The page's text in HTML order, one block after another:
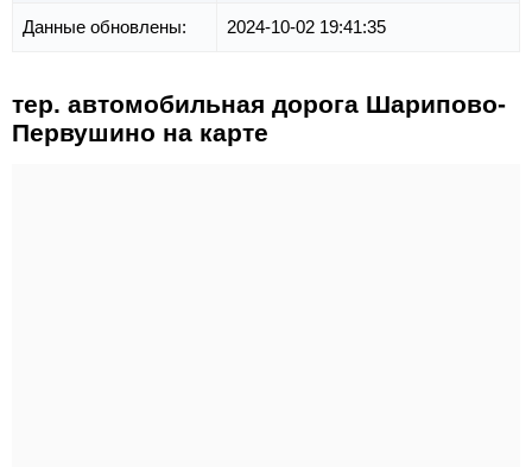
Данные обновлены: 2024-10-02 19:41:35
тер. автомобильная дорога Шарипово-
Первушино на карте